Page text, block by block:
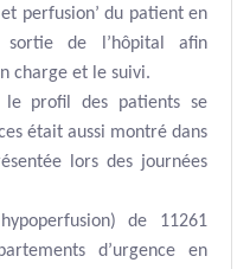
perfusion’ du patient en
de l’hôpital afin
charge et le suivi.
le profil des patients se
était aussi montré dans
lors des journées
de 11261
d’urgence en